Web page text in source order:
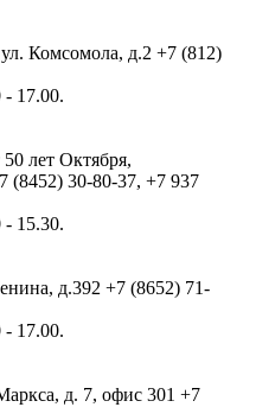
Комсомола, д.2 +7 (812)
- 17.00.
лет Октября,
(8452) 30-80-37, +7 937
- 15.30.
д.392 +7 (8652) 71-
- 17.00.
д. 7, офис 301 +7